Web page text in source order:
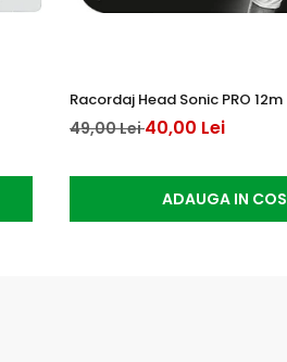
Racordaj Head Sonic PRO 12m
49,00 Lei40,00 Lei
ADAUGA IN COS